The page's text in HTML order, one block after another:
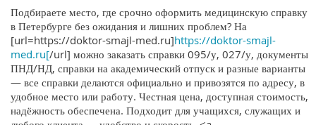
Подбираете место, где срочно оформить медицинскую справку
в Петербурге без ожидания и лишних проблем? На
[url=https://doktor-smajl-med.ru]https://doktor-smajl-
med.ru[/url] можно заказать справки 095/у, 027/у, документы
ПНД/НД, справки на академический отпуск и разные варианты
— все справки делаются официально и привозятся по адресу, в
удобное место или работу. Честная цена, доступная стоимость,
надёжность обеспечена. Подходит для учащихся, служащих и